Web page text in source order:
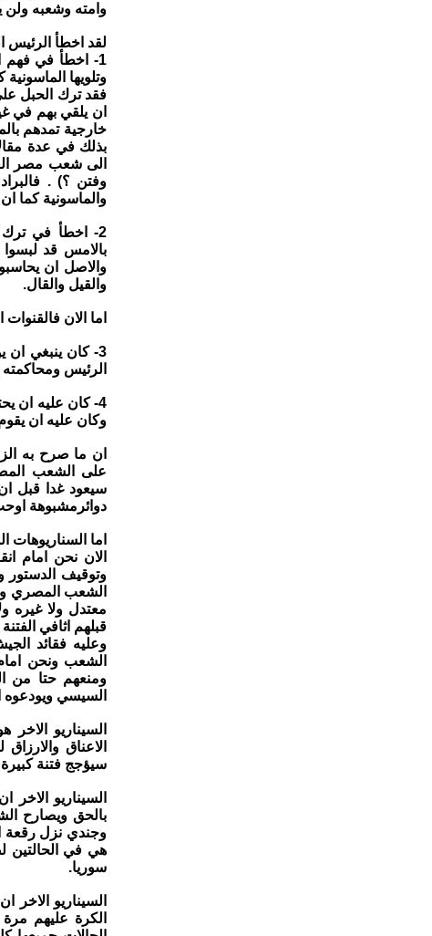
وامته وشعبه ولن
لقد اخطأ الرئيس
1- اخطأ في فهم
وتلويها
فقد ترك الحبل
ان يلقي بهم في
خارجية تمدهم
بذلك في عدة
الى شعب مصر
وفتن ؟) .
والماسونية كما
2- اخطأ في ترك
بالامس قد لبسوا
والاصل ان
والقيل والقال.
اما الان
3- كان ينبغي
الرئيس
4- كان عليه ان
وكان عليه ان
ان ما صرح به
على الشعب
سيعود غدا قبل
دوائرمشبوهة
اما السناريوهات
الان نحن امام
وتوقيف
الشعب المصري
معتدل ولا غيره
قبلهم اثافي
وعليه فقائد
الشعب ونحن
ومنعهم حتا من
السيسي ويودعوه
السيناريو
الاعناق
سيؤجج فتنة
السيناريو
بالحق ويصارح
وجندي نزل رقعة
هي في الحالتين
سوريا.
السيناريو
الكرة عليهم